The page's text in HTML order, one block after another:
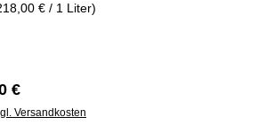
€ / 1 Liter)
Preis:
€
Versandkosten